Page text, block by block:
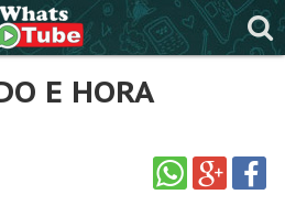
E HORA